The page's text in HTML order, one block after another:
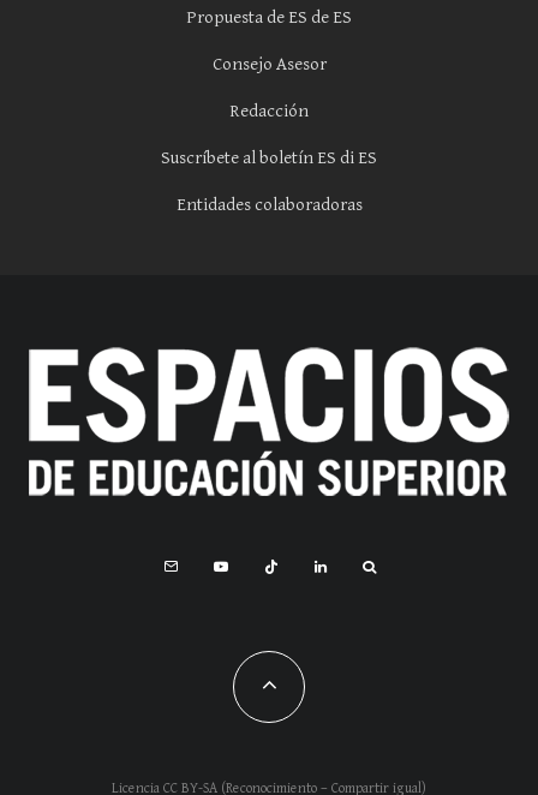
Propuesta de ES de ES
Consejo Asesor
Redacción
Suscríbete al boletín ES di ES
Entidades colaboradoras
Licencia CC BY-SA (Reconocimiento – Compartir igual)